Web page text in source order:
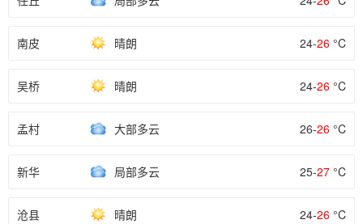
南皮 晴朗 24-26 °C
吴桥 晴朗 24-26 °C
孟村 大部多云 26-26 °C
新华 局部多云 25-27 °C
沧县 晴朗 24-26 °C